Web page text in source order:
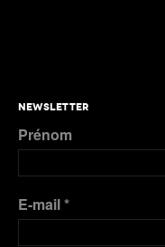
NEWSLETTER
Prénom
E-mail*